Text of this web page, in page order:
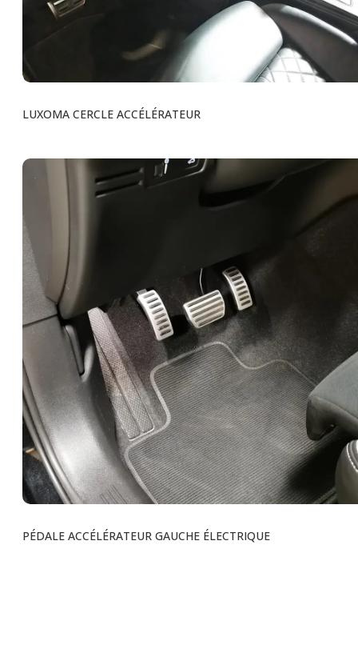
LUXOMA CERCLE ACCÉLÉRATEUR
PÉDALE ACCÉLÉRATEUR GAUCHE ÉLECTRIQUE